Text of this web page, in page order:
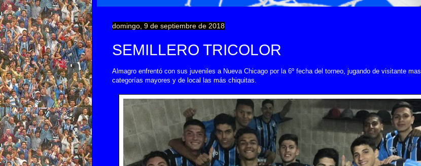
domingo, 9 de septiembre de 2018
SEMILLERO TRICOLOR
Almagro enfrentó con sus juveniles a Nueva Chicago por la 6º fecha del torneo, jugando de visitante mas
categorías mayores y de local las más chiquitas.